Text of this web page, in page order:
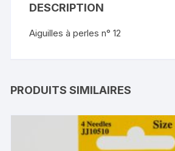
DESCRIPTION
Aiguilles à perles n° 12
PRODUITS SIMILAIRES